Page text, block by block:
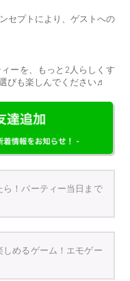
セプトにより、ゲストへの
ーを、もっと2人らしくす
びも楽しんでください♬
！パーティー当日まで
めるゲーム！エモゲー